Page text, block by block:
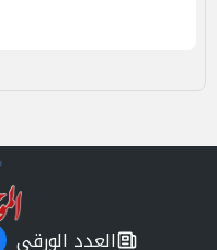
العدد الورقي